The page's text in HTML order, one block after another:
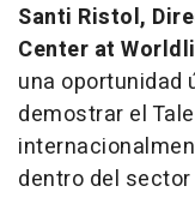
Santi Ristol,
Center at
una oportunidad
demostrar el
dentro del